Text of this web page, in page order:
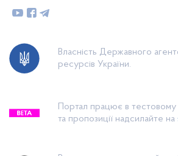
Власність Державного
ресурсів України.
Портал працює в
та пропозиції надсилайте на